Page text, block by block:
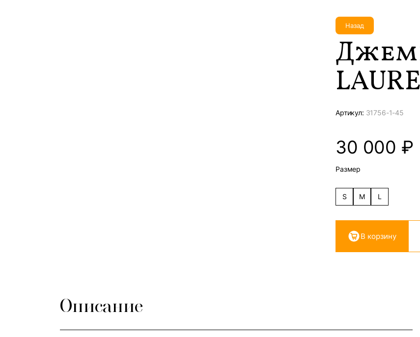
Назад
Артикул: 31756-1-45
30 000 ₽
Размер
S M L
В корзину
Описание